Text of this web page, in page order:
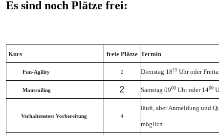
Es sind noch Plätze frei:
Kurs freie Plätze Termin
Fun-Agility 2 Dienstag 1815 Uhr oder
Mantrailing 2 Samstag 0900 Uhr oder 1400
Verhaltenstest Vorbereitung 4
läuft, aber Anmeldung und
möglich